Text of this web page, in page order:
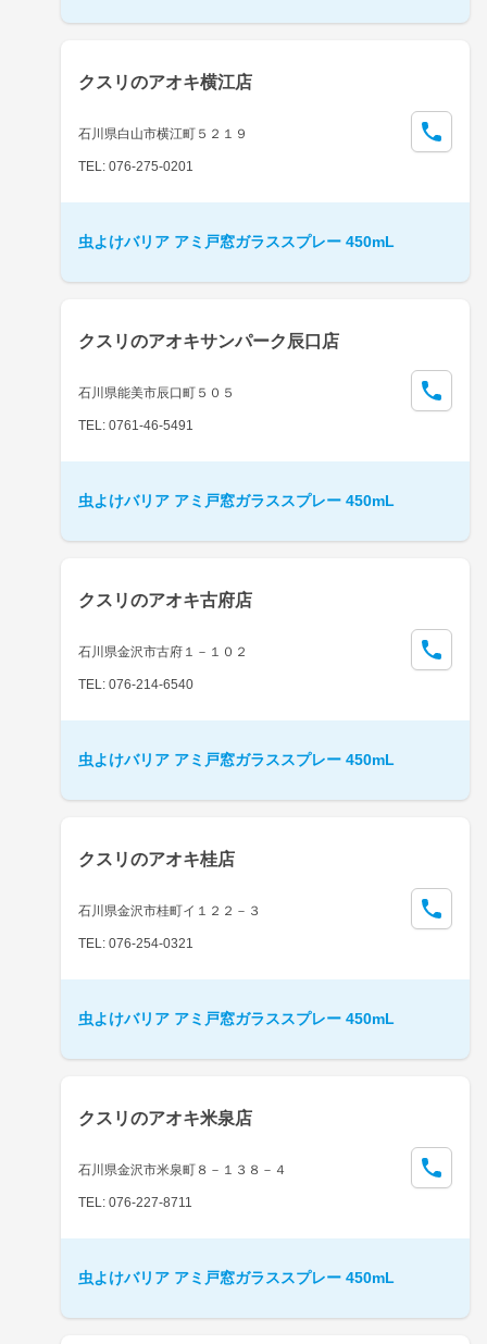
クスリのアオキ横江店
石川県白山市横江町５２１９
TEL: 076-275-0201
虫よけバリア アミ戸窓ガラススプレー 450mL
クスリのアオキサンパーク辰口店
石川県能美市辰口町５０５
TEL: 0761-46-5491
虫よけバリア アミ戸窓ガラススプレー 450mL
クスリのアオキ古府店
石川県金沢市古府１－１０２
TEL: 076-214-6540
虫よけバリア アミ戸窓ガラススプレー 450mL
クスリのアオキ桂店
石川県金沢市桂町イ１２２－３
TEL: 076-254-0321
虫よけバリア アミ戸窓ガラススプレー 450mL
クスリのアオキ米泉店
石川県金沢市米泉町８－１３８－４
TEL: 076-227-8711
虫よけバリア アミ戸窓ガラススプレー 450mL